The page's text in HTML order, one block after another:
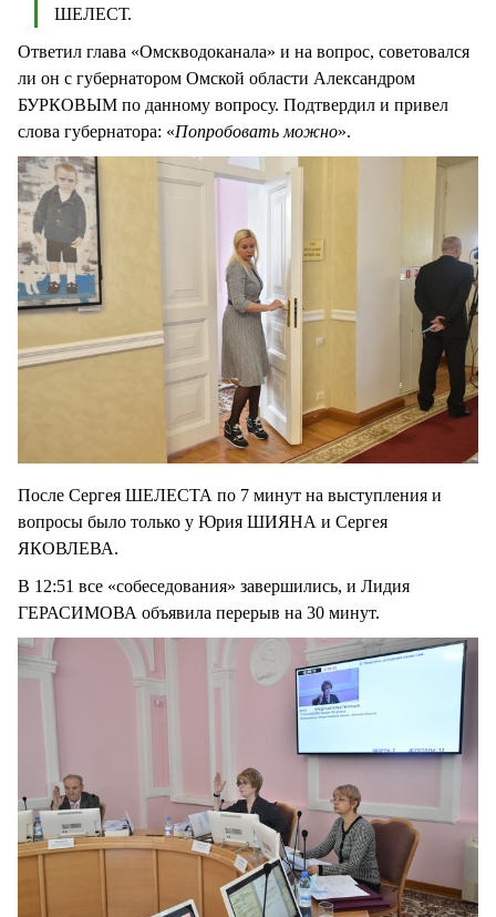
ШЕЛЕСТ.
Ответил глава «Омскводоканала» и на вопрос, советовался
ли он с губернатором Омской области Александром
БУРКОВЫМ по данному вопросу. Подтвердил и привел
слова губернатора: «Попробовать можно».
После Сергея ШЕЛЕСТА по 7 минут на выступления и
вопросы было только у Юрия ШИЯНА и Сергея
ЯКОВЛЕВА.
В 12:51 все «собеседования» завершились, и Лидия
ГЕРАСИМОВА объявила перерыв на 30 минут.